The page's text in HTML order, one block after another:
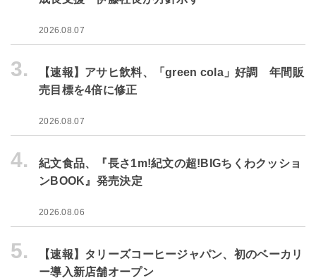
2026.08.07
3.
【速報】アサヒ飲料、「green cola」好調 年間販
売目標を4倍に修正
2026.08.07
4.
紀文食品、『長さ1m!紀文の超!BIGちくわクッショ
ンBOOK』発売決定
2026.08.06
5.
【速報】タリーズコーヒージャパン、初のベーカリ
ー導入新店舗オープン